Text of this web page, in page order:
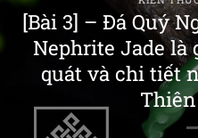
[Bài 3] – Đá Quý
Nephrite Jade là
quát và chi tiết